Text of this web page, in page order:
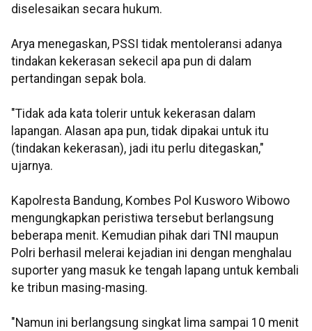
diselesaikan secara hukum.
​​​​​​​Arya menegaskan, PSSI tidak mentoleransi adanya
tindakan kekerasan sekecil apa pun di dalam
pertandingan sepak bola.
"Tidak ada kata tolerir untuk kekerasan dalam
lapangan. Alasan apa pun, tidak dipakai untuk itu
(tindakan kekerasan), jadi itu perlu ditegaskan,"
ujarnya.
Kapolresta Bandung, Kombes Pol Kusworo Wibowo
mengungkapkan peristiwa tersebut berlangsung
beberapa menit. Kemudian pihak dari TNI maupun
Polri berhasil melerai kejadian ini dengan menghalau
suporter yang masuk ke tengah lapang untuk kembali
ke tribun masing-masing.
"Namun ini berlangsung singkat lima sampai 10 menit